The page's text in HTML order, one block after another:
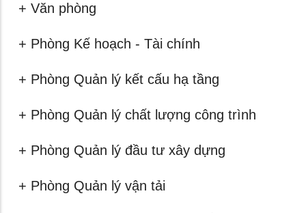
+ Văn phòng
+ Phòng Kế hoạch - Tài chính
+ Phòng Quản lý kết cấu hạ tầng
+ Phòng Quản lý chất lượng công trình
+ Phòng Quản lý đầu tư xây dựng
+ Phòng Quản lý vận tải